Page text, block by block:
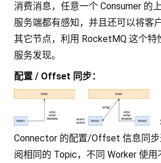
消费消息，任意一个 Consumer 的
服务端都有感知，并且还可以将客
其它节点，利用 RocketMQ 这个特
服务发现。
配置 / Offset 同步：
Connector 的配置/Offset 信息同步
阅相同的 Topic，不同 Worker 使用